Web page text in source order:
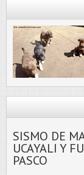
SISMO DE
UCAYALI Y
PASCO